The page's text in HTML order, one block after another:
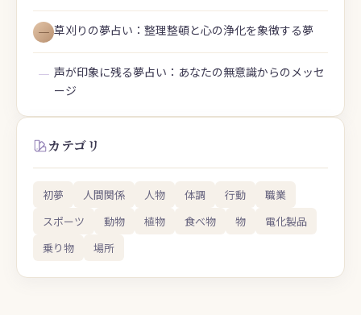
― 草刈りの夢占い：整理整頓と心の浄化を象徴する夢
― 声が印象に残る夢占い：あなたの無意識からのメッセ
ージ
カテゴリ
初夢 人間関係 人物 体調 行動
職業
スポーツ
動物 植物 食べ物 物
電化製品
乗り物
場所